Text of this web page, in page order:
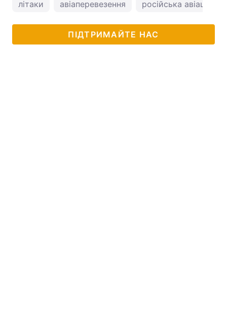
літаки авіаперевезення російська авіація
ПІДТРИМАЙТЕ НАС